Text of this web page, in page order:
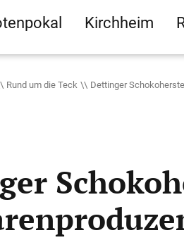
Kirchheim
Rund um die Teck Dettinger